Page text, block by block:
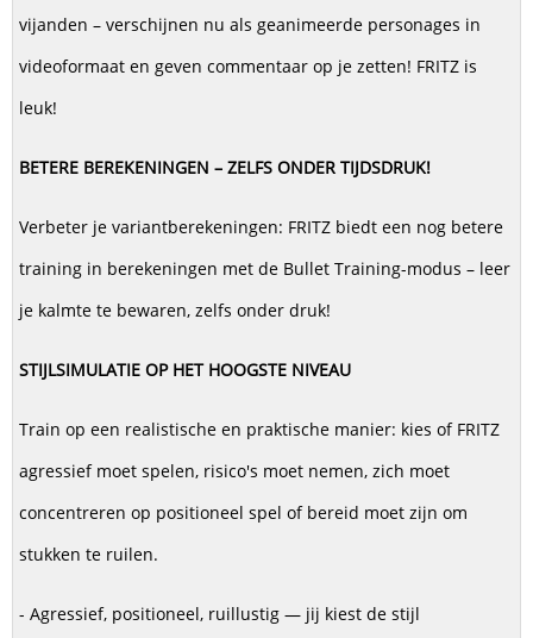
vijanden – verschijnen nu als geanimeerde personages in
videoformaat en geven commentaar op je zetten! FRITZ is
leuk!
BETERE BEREKENINGEN – ZELFS ONDER TIJDSDRUK!
Verbeter je variantberekeningen: FRITZ biedt een nog betere
training in berekeningen met de Bullet Training-modus – leer
je kalmte te bewaren, zelfs onder druk!
STIJLSIMULATIE OP HET HOOGSTE NIVEAU
Train op een realistische en praktische manier: kies of FRITZ
agressief moet spelen, risico's moet nemen, zich moet
concentreren op positioneel spel of bereid moet zijn om
stukken te ruilen.
- Agressief, positioneel, ruillustig — jij kiest de stijl